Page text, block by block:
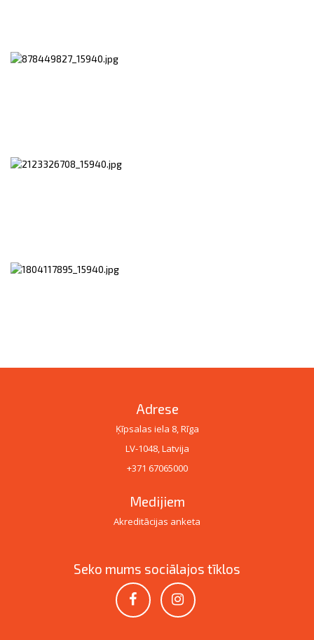
Adrese
Ķīpsalas iela 8, Rīga
LV-1048, Latvija
+371 67065000
Medijiem
Akreditācijas anketa
Seko mums sociālajos tīklos